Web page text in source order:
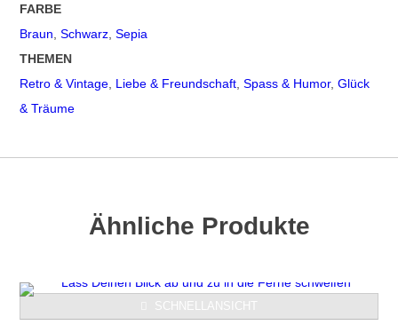
FARBE
Braun ,Schwarz ,Sepia
THEMEN
Retro & Vintage Liebe & Freundschaft ,Spass & Humor,Glück
& Träume
Ähnliche Produkte
SCHNELLANSICHT